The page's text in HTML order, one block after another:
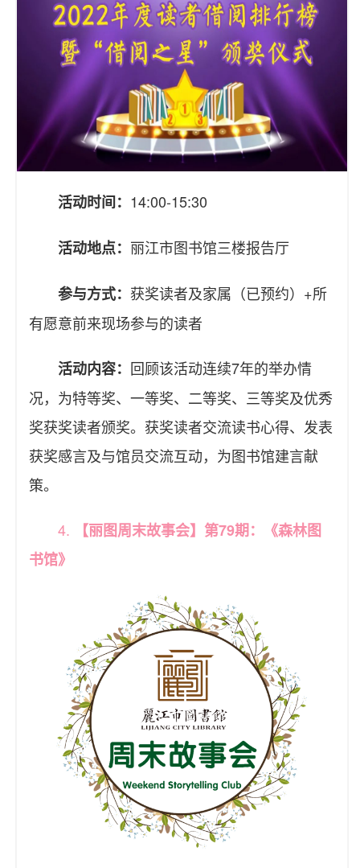
活动时间： 14:00-15:30
活动地点： 丽江市图书馆三楼报告厅
参与方式： 获奖读者及家属（已预约）+所
有愿意前来现场参与的读者
活动内容： 回顾该活动连续7年的举办情
况，为特等奖、一等奖、二等奖、三等奖及优秀
奖获奖读者颁奖。获奖读者交流读书心得、发表
获奖感言及与馆员交流互动，为图书馆建言献
策。
4.
【丽图周末故事会】第79期：《森林图
书馆》